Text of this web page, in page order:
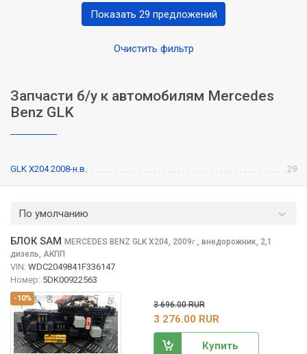
Очистить фильтр
Показать 29 предложений
Запчасти б/у к автомобилям Mercedes
Benz GLK
GLK X204 2008-н.в. 29
По умолчанию
-10%
БЛОК SAM MERCEDES BENZ GLK X204, 2009г., внедорожник, 2,1
дизель, АКПП
VIN: WDC2049841F336147
Номер: 5DK00922563
3 696.00 RUR
3 276.00 RUR
Купить